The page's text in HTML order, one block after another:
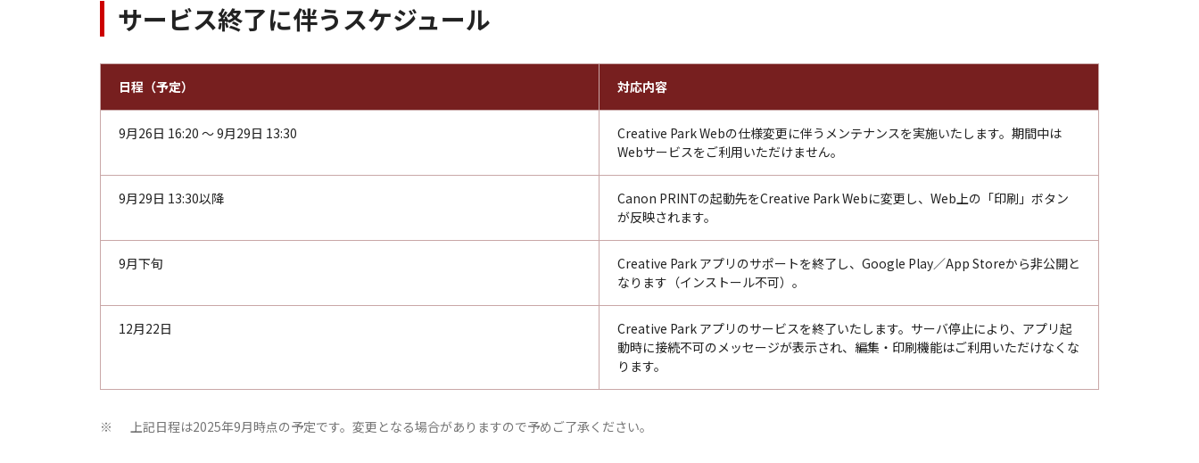
サービス終了に伴うスケジュール
日程（予定） 対応内容
9月26日 16:20 ～ 9月29日 13:30
Creative Park Webの仕様変更に伴うメンテナンスを実施いたします。期間中は
Webサービスをご利用いただけません。
9月29日 13:30以降
Canon PRINTの起動先をCreative Park Webに変更し、Web上の「印刷」ボタン
が反映されます。
9月下旬
Creative Park アプリのサポートを終了し、Google Play／App Storeから非公開と
なります（インストール不可）。
12月22日
Creative Park アプリのサービスを終了いたします。サーバ停止により、アプリ起
動時に接続不可のメッセージが表示され、編集・印刷機能はご利用いただけなくな
ります。
※ 上記日程は2025年9月時点の予定です。変更となる場合がありますので予めご了承ください。